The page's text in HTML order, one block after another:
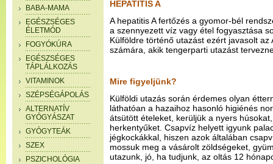
BABA-MAMA
EGÉSZSÉGES
ÉLETMÓD
FOGYÓKÚRA
EGÉSZSÉGES
TÁPLÁLKOZÁS
VITAMINOK
SZÉPSÉGÁPOLÁS
ALTERNATÍV
GYÓGYÁSZAT
GYÓGYTEÁK
SZEX
PSZICHOLÓGIA
HEPATITIS A
A hepatitis A fertőzés a gyomor-bél
a szennyezett víz vagy étel fogyasztása
Külföldre történő utazást ezért javasolt
számára, akik tengerparti utazást
Mire figyeljünk?
Külföldi utazás során érdemes olyan
láthatóan a hazaihoz hasonló higiénés
átsütött ételeket, kerüljük a nyers
herkentyűket. Csapvíz helyett igyunk
jégkockákkal, hiszen azok általában
mossuk meg a vásárolt zöldségeket,
utazunk, jó, ha tudjunk, az oltás 12